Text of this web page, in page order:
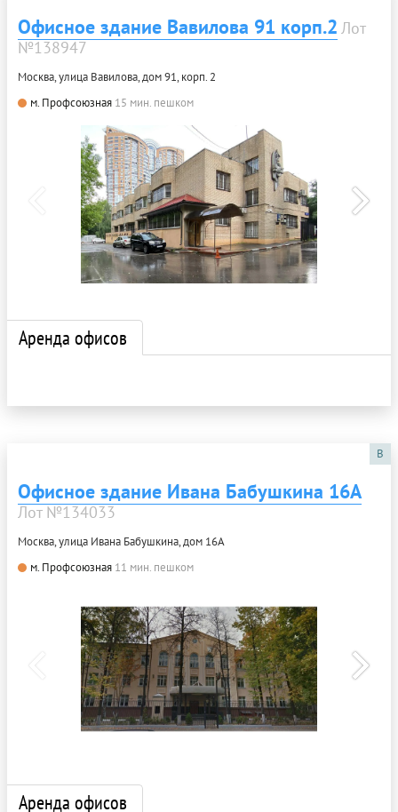
Офисное здание Вавилова 91 корп.2 Лот
№138947
Москва, улица Вавилова, дом 91, корп. 2
м. Профсоюзная 15 мин. пешком
Аренда офисов
B
Офисное здание Ивана Бабушкина 16А
Лот №134033
Москва, улица Ивана Бабушкина, дом 16А
м. Профсоюзная 11 мин. пешком
Аренда офисов